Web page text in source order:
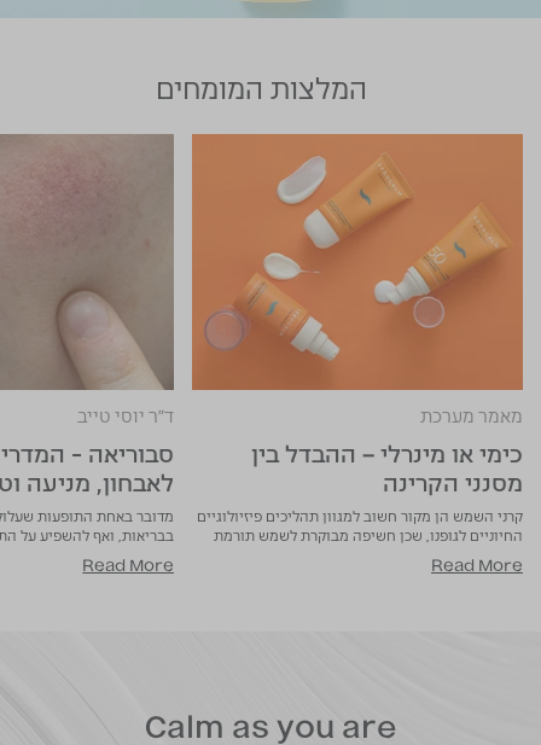
המלצות המומחים
מאמר מערכת
כימי או מינרלי – ההבדל בין
מסנני הקרינה
קרני השמש הן מקור חשוב למגוון תהליכים פיזיולוגיים
החיוניים לגופנו, שכן חשיפה מבוקרת לשמש תורמת
ולמערכת החיסון, ואף מסייעת לשיפור מצב הרוח
Read More
ד"ר יוסי טייב
סבוריאה -
לאבחון, מניעה
מדובר באחת התופעות
בבריאות, ואף להשפיע על
Read More
Calm as you are